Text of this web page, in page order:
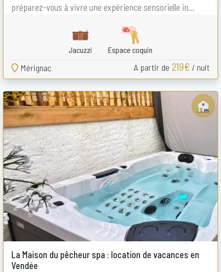
préparez-vous à vivre une expérience sensorielle in...
Jacuzzi Espace coquin
Mérignac A partir de 219€ / nuit
La Maison du pêcheur spa : location de vacances en
Vendée